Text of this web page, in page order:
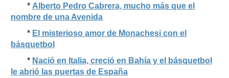
* Alberto Pedro Cabrera, mucho más que el
nombre de una Avenida
* El misterioso amor de Monachesi con el
básquetbol
* Nació en Italia, creció en Bahía y el básquetbol
le abrió las puertas de España